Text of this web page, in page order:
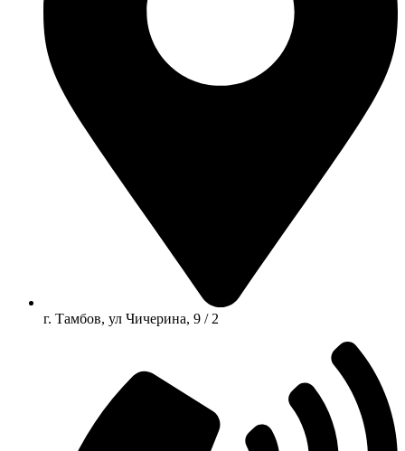
г. Тамбов, ул Чичерина, 9 / 2